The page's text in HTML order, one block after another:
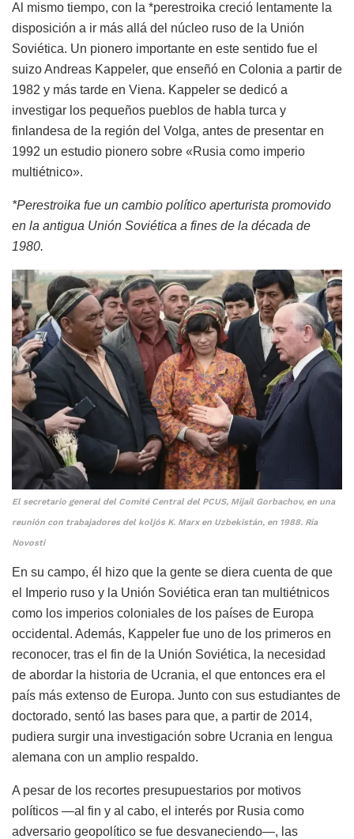
Al mismo tiempo, con la *perestroika creció lentamente la
disposición a ir más allá del núcleo ruso de la Unión
Soviética. Un pionero importante en este sentido fue el
suizo Andreas Kappeler, que enseñó en Colonia a partir de
1982 y más tarde en Viena. Kappeler se dedicó a
investigar los pequeños pueblos de habla turca y
finlandesa de la región del Volga, antes de presentar en
1992 un estudio pionero sobre «Rusia como imperio
multiétnico».
*Perestroika fue un cambio político aperturista promovido
en la antigua Unión Soviética a fines de la década de
1980.
El secretario general del Comité Central del PCUS, Mijaíl Gorbachov, en una
reunión con trabajadores del koljós K. Marx en Uzbekistán, en 1988. Ria
Novosti
En su campo, él hizo que la gente se diera cuenta de que
el Imperio ruso y la Unión Soviética eran tan multiétnicos
como los imperios coloniales de los países de Europa
occidental. Además, Kappeler fue uno de los primeros en
reconocer, tras el fin de la Unión Soviética, la necesidad
de abordar la historia de Ucrania, el que entonces era el
país más extenso de Europa. Junto con sus estudiantes de
doctorado, sentó las bases para que, a partir de 2014,
pudiera surgir una investigación sobre Ucrania en lengua
alemana con un amplio respaldo.
A pesar de los recortes presupuestarios por motivos
políticos —al fin y al cabo, el interés por Rusia como
adversario geopolítico se fue desvaneciendo—, las